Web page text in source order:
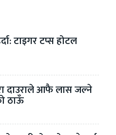
टाइगर टप्स होटल
दाउराले आफै लास जल्ने
ठाऊँ